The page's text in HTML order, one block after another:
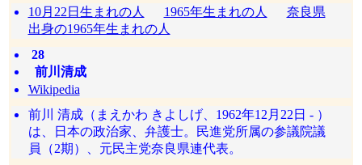
10月22日生まれの人
1965年生まれの人
奈良県
出身の1965年生まれの人
28
前川清成
Wikipedia
前川 清成（まえかわ きよしげ、1962年12月22日 ‐ ）
は、日本の政治家、弁護士。民進党所属の参議院議
員（2期）、元民主党奈良県連代表。